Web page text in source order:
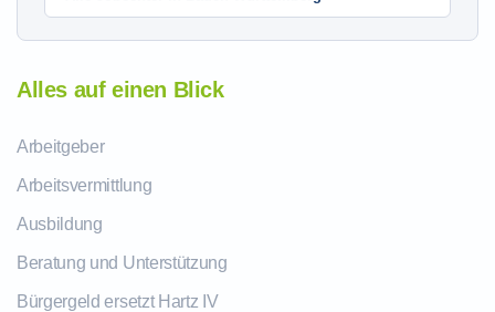
Alles auf einen Blick
Arbeitgeber
Arbeitsvermittlung
Ausbildung
Beratung und Unterstützung
Bürgergeld ersetzt Hartz IV